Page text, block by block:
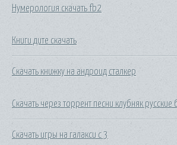
Нумерология скачать fb2
Книги дите скачать
Скачать книжку на андроид сталкер
Скачать через торрент песни клубняк русские
Скачать игры на галакси с 3